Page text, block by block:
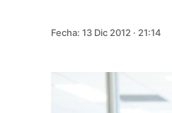
Fecha: 13 Dic 2012 · 21:14